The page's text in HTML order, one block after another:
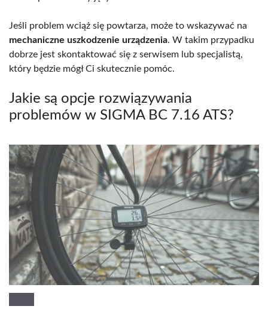
Jeśli problem wciąż się powtarza, może to wskazywać na
mechaniczne uszkodzenie urządzenia. W takim przypadku
dobrze jest skontaktować się z serwisem lub specjalistą,
który będzie mógł Ci skutecznie pomóc.
Jakie są opcje rozwiązywania
problemów w SIGMA BC 7.16 ATS?